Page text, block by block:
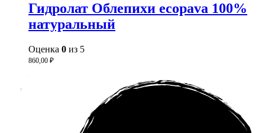
Гидролат Облепихи ecopava 100%
натуральный
Оценка 0 из 5
860,00 ₽